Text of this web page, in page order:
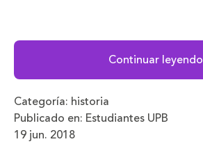
Continuar leyendo
Categoría: historia
Publicado en: Estudiantes UPB
19 jun. 2018